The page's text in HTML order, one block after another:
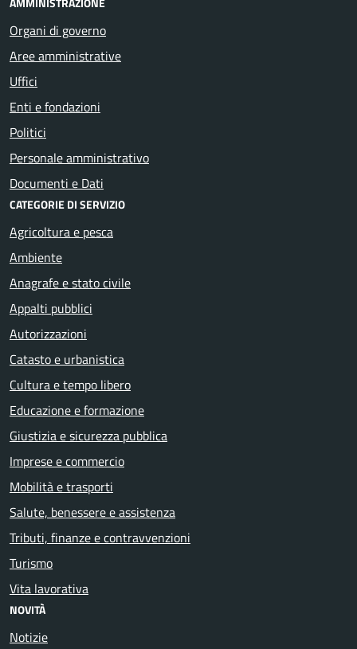
Organi di governo
Aree amministrative
Uffici
Enti e fondazioni
Politici
Personale amministrativo
Documenti e Dati
CATEGORIE DI SERVIZIO
Agricoltura e pesca
Ambiente
Anagrafe e stato civile
Appalti pubblici
Autorizzazioni
Catasto e urbanistica
Cultura e tempo libero
Educazione e formazione
Giustizia e sicurezza pubblica
Imprese e commercio
Mobilità e trasporti
Salute, benessere e assistenza
Tributi, finanze e contravvenzioni
Turismo
Vita lavorativa
NOVITÀ
Notizie